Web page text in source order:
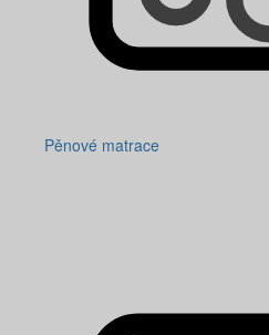
Pěnové matrace